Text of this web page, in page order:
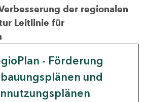
der regionalen
Leitlinie für
- Förderung
und